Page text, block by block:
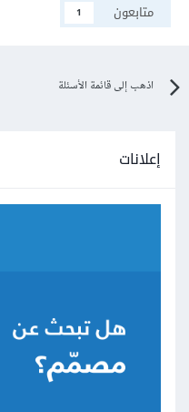
متابعون
1
اذهب إلى قائمة الأسئلة
إعلانات